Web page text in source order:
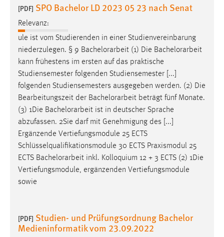
[PDF] SPO Bachelor LD 2023 05 23 nach Senat
Relevanz:
ule ist vom Studierenden in einer Studienvereinbarung
niederzulegen. § 9 Bachelorarbeit (1) Die Bachelorarbeit
kann frühestens im ersten auf das praktische
Studiensemester folgenden Studiensemester [...]
folgenden Studiensemesters ausgegeben werden. (2) Die
Bearbeitungszeit der Bachelorarbeit beträgt fünf Monate.
(3) 1Die Bachelorarbeit ist in deutscher Sprache
abzufassen. 2Sie darf mit Genehmigung des [...]
Ergänzende Vertiefungsmodule 25 ECTS
Schlüsselqualifikationsmodule 30 ECTS Praxismodul 25
ECTS Bachelorarbeit inkl. Kolloquium 12 + 3 ECTS (2) 1Die
Vertiefungsmodule, ergänzenden Vertiefungsmodule
sowie
[PDF] Studien- und Prüfungsordnung Bachelor
Medieninformatik vom 23.09.2022
Chat
Name:
MibewSessionID, MIBEW_UserID, mibew_locale, mibew-
chat-frame-style-5e9dbeb1811c0446
Zweck:
Wird benötigt um die Chatfunktion nutzen zu können.
Cookie Laufzeit:
MibewSessionID, mibew-chat-frame-style-
5e9dbeb1811c0446 = Sitzungslaufzeit, mibew_locale = 3
Name: